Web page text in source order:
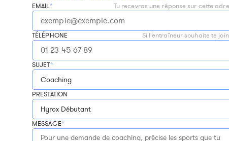
EMAIL* Tu recevras une réponse sur cette
TÉLÉPHONE Si l'entraîneur souhaite te
SUJET*
PRESTATION
MESSAGE*